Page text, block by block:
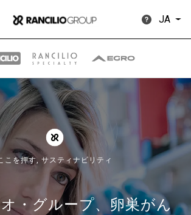
JA
こを押す, サスティナビリティ
・グループ、卵巣がん
ダウン
ロード